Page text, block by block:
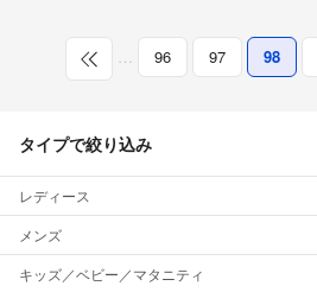
… 96 97 98
タイプで絞り込み
レディース
メンズ
キッズ／ベビー／マタニティ